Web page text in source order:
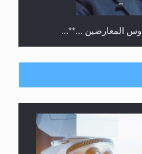
المعارضين ...**...